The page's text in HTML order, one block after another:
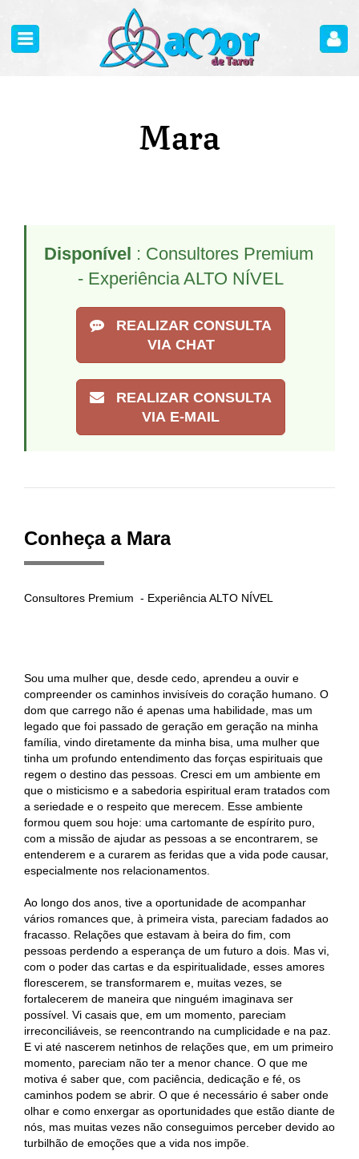
Mara
Disponível : Consultores Premium
- Experiência ALTO NÍVEL
REALIZAR CONSULTA
VIA CHAT
REALIZAR CONSULTA
VIA E-MAIL
Conheça a Mara
Consultores Premium - Experiência ALTO NÍVEL
Sou uma mulher que, desde cedo, aprendeu a ouvir e
compreender os caminhos invisíveis do coração humano. O
dom que carrego não é apenas uma habilidade, mas um
legado que foi passado de geração em geração na minha
família, vindo diretamente da minha bisa, uma mulher que
tinha um profundo entendimento das forças espirituais que
regem o destino das pessoas. Cresci em um ambiente em
que o misticismo e a sabedoria espiritual eram tratados com
a seriedade e o respeito que merecem. Esse ambiente
formou quem sou hoje: uma cartomante de espírito puro,
com a missão de ajudar as pessoas a se encontrarem, se
entenderem e a curarem as feridas que a vida pode causar,
especialmente nos relacionamentos.
Ao longo dos anos, tive a oportunidade de acompanhar
vários romances que, à primeira vista, pareciam fadados ao
fracasso. Relações que estavam à beira do fim, com
pessoas perdendo a esperança de um futuro a dois. Mas vi,
com o poder das cartas e da espiritualidade, esses amores
florescerem, se transformarem e, muitas vezes, se
fortalecerem de maneira que ninguém imaginava ser
possível. Vi casais que, em um momento, pareciam
irreconciliáveis, se reencontrando na cumplicidade e na paz.
E vi até nascerem netinhos de relações que, em um primeiro
momento, pareciam não ter a menor chance. O que me
motiva é saber que, com paciência, dedicação e fé, os
caminhos podem se abrir. O que é necessário é saber onde
olhar e como enxergar as oportunidades que estão diante de
nós, mas muitas vezes não conseguimos perceber devido ao
turbilhão de emoções que a vida nos impõe.